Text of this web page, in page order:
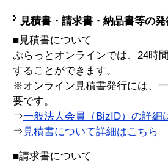
見積書・請求書・納品書等の
■見積書について
ぷらっとオンラインでは、24時
することができます。
※オンライン見積書発行には、
要です。
⇒一般法人会員（BizID）の詳細
⇒ 見積書について詳細はこちら
■請求書について